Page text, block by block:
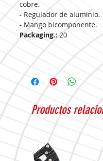
cobre.
- Regulador de aluminio.
- Mango bicomponente.
Packaging.:20
Productos